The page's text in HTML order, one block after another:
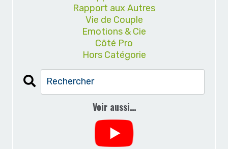
Rapport aux Autres
Vie de Couple
Emotions & Cie
Côté Pro
Hors Catégorie
Voir aussi…